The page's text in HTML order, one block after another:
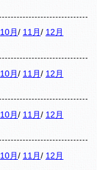
10月 / 11月 / 12月
10月 / 11月 / 12月
10月 / 11月 / 12月
10月 / 11月 / 12月